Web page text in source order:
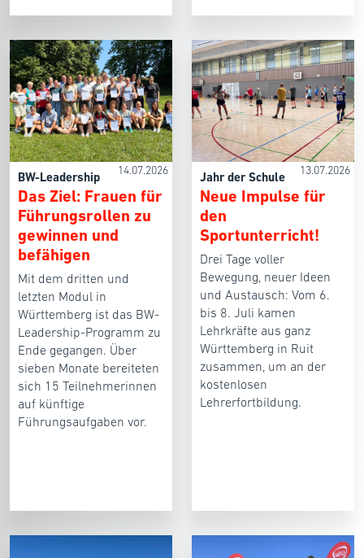
14.07.2026
BW-Leadership
Das Ziel: Frauen für
Führungsrollen zu
gewinnen und
befähigen
Mit dem dritten und
letzten Modul in
Württemberg ist das BW-
Leadership-Programm zu
Ende gegangen. Über
sieben Monate bereiteten
sich 15 Teilnehmerinnen
auf künftige
Führungsaufgaben vor.
13.07.2026
Jahr der Schule
Neue Impulse für
den
Sportunterricht!
Drei Tage voller
Bewegung, neuer Ideen
und Austausch: Vom 6.
bis 8. Juli kamen
Lehrkräfte aus ganz
Württemberg in Ruit
zusammen, um an der
kostenlosen
Lehrerfortbildung.